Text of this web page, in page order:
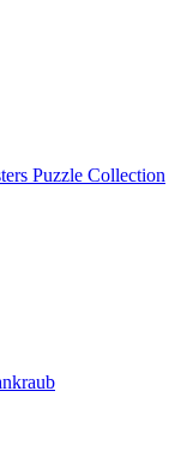
Puzzle Collection